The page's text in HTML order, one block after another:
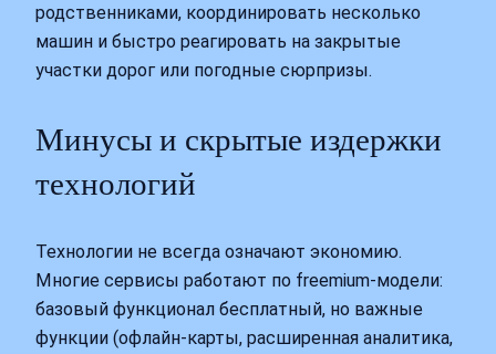
родственниками, координировать несколько
машин и быстро реагировать на закрытые
участки дорог или погодные сюрпризы.
Минусы и скрытые издержки
технологий
Технологии не всегда означают экономию.
Многие сервисы работают по freemium‑модели:
базовый функционал бесплатный, но важные
функции (офлайн‑карты, расширенная аналитика,